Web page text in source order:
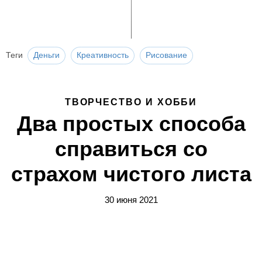
Теги Деньги Креативность Рисование
ТВОРЧЕСТВО И ХОББИ
Два простых способа
справиться со
страхом чистого листа
30 июня 2021